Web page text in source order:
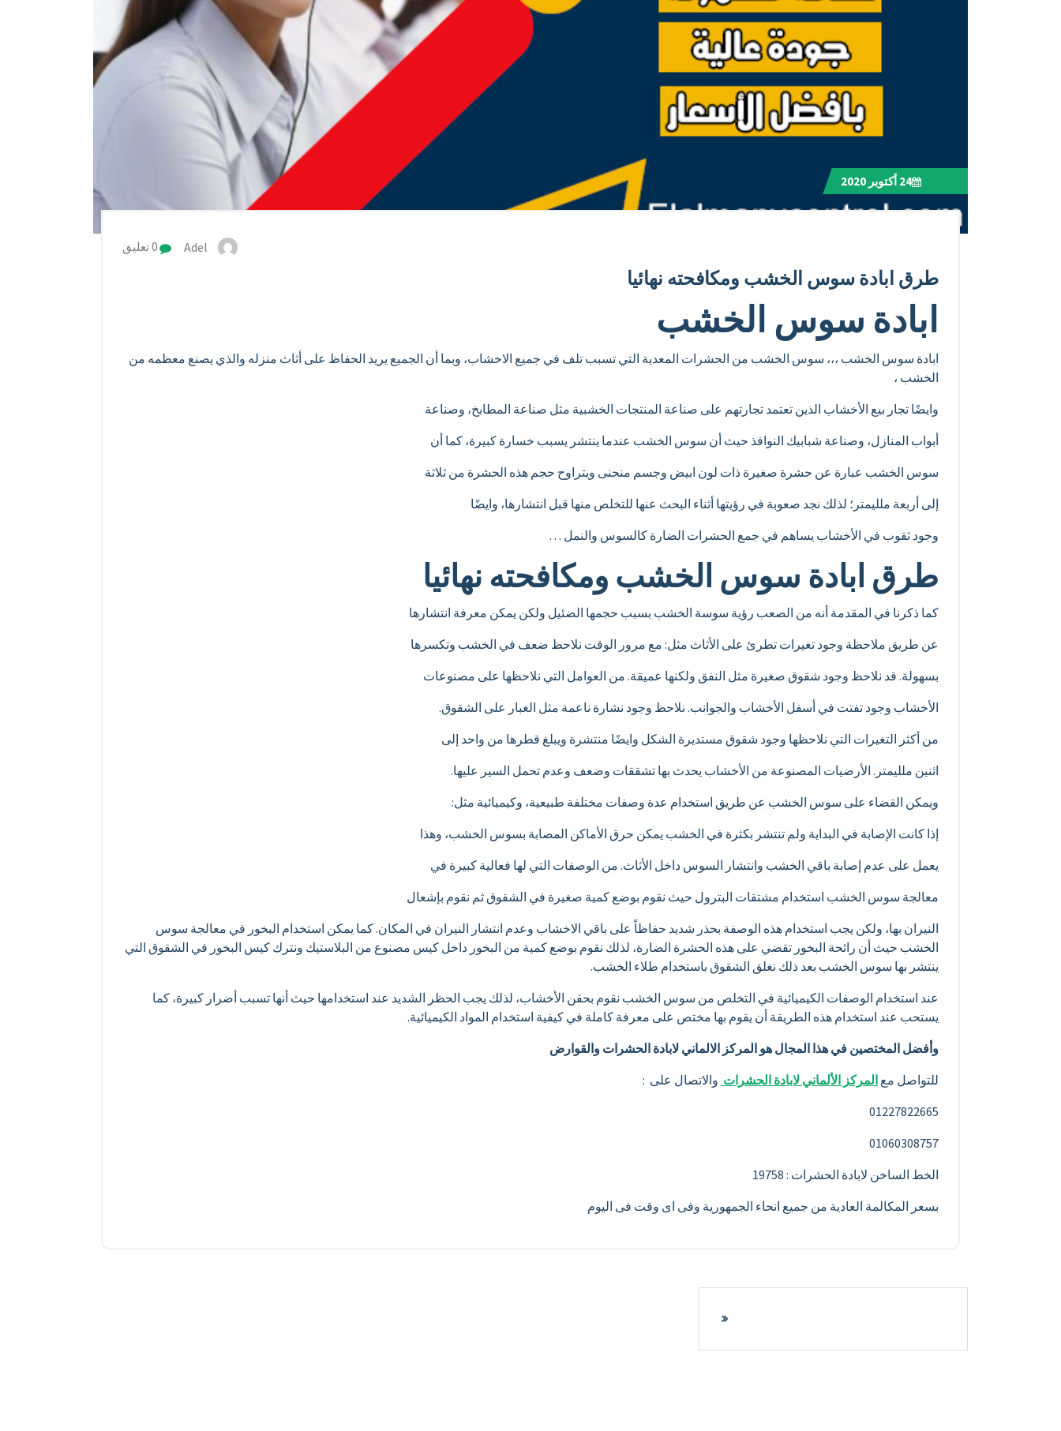
24 أكتوبر 2020
Adel
طرق ابادة سوس الخشب ومكافحته نهائيا
ابادة سوس الخشب
ابادة سوس الخشب ،،، سوس الخشب من الحشرات المعدية التي تسبب تلف في جميع الاخشاب، وبما أن الجميع يريد الحفاظ على أثاث منزله والذي يصنع معظمه من
الخشب ،
وايضًا تجار بيع الأخشاب الذين تعتمد تجارتهم على صناعة المنتجات الخشبية مثل صناعة المطابخ، وصناعة
أبواب المنازل، وصناعة شبابيك النوافذ حيث أن سوس الخشب عندما ينتشر يسبب خسارة كبيرة، كما أن
سوس الخشب عبارة عن حشرة صغيرة ذات لون ابيض وجسم منحنى ويتراوح حجم هذه الحشرة من ثلاثة
إلى أربعة ملليمتر؛ لذلك نجد صعوبة في رؤيتها أثناء البحث عنها للتخلص منها قبل انتشارها، وايضًا
وجود ثقوب في الأخشاب يساهم في جمع الحشرات الضارة كالسوس والنمل …
طرق ابادة سوس الخشب ومكافحته نهائيا
كما ذكرنا في المقدمة أنه من الصعب رؤية سوسة الخشب بسبب حجمها الضئيل ولكن يمكن معرفة انتشارها
عن طريق ملاحظة وجود تغيرات تطرئ على الأثاث مثل: مع مرور الوقت نلاحظ ضعف في الخشب وتكسرها
بسهولة. قد نلاحظ وجود شقوق صغيرة مثل النفق ولكنها عميقة. من العوامل التي نلاحظها على مصنوعات
الأخشاب وجود تفتت في أسفل الأخشاب والجوانب. نلاحظ وجود نشارة ناعمة مثل الغبار على الشقوق.
من أكثر التغيرات التي نلاحظها وجود شقوق مستديرة الشكل وايضًا منتشرة ويبلغ قطرها من واحد إلى
اثنين ملليمتر. الأرضيات المصنوعة من الأخشاب يحدث بها تشققات وضعف وعدم تحمل السير عليها.
ويمكن القضاء على سوس الخشب عن طريق استخدام عدة وصفات مختلفة طبيعية، وكيميائية مثل:
إذا كانت الإصابة في البداية ولم تنتشر بكثرة في الخشب يمكن حرق الأماكن المصابة بسوس الخشب، وهذا
يعمل على عدم إصابة باقي الخشب وانتشار السوس داخل الأثاث. من الوصفات التي لها فعالية كبيرة في
معالجة سوس الخشب استخدام مشتقات البترول حيث نقوم بوضع كمية صغيرة في الشقوق ثم نقوم بإشعال
النيران بها، ولكن يجب استخدام هذه الوصفة بحذر شديد حفاظاً على باقي الاخشاب وعدم انتشار النيران في المكان. كما يمكن استخدام البخور في معالجة سوس
الخشب حيث أن رائحة البخور تقضي على هذه الحشرة الضارة، لذلك نقوم بوضع كمية من البخور داخل كيس مصنوع من البلاستيك ونترك كيس البخور في الشقوق التي
ينتشر بها سوس الخشب بعد ذلك نغلق الشقوق باستخدام طلاء الخشب.
عند استخدام الوصفات الكيميائية في التخلص من سوس الخشب نقوم بحقن الأخشاب، لذلك يجب الحظر الشديد عند استخدامها حيث أنها تسبب أضرار كبيرة، كما
يستحب عند استخدام هذه الطريقة أن يقوم بها مختص على معرفة كاملة في كيفية استخدام المواد الكيميائية.
وأفضل المختصين في هذا المجال هو المركز الالماني لابادة الحشرات والقوارض
للتواصل مع المركز الألماني لابادة الحشرات والاتصال على :
01227822665
01060308757
الخط الساخن لابادة الحشرات : 19758
بسعر المكالمة العادية من جميع انحاء الجمهورية وفى اى وقت فى اليوم